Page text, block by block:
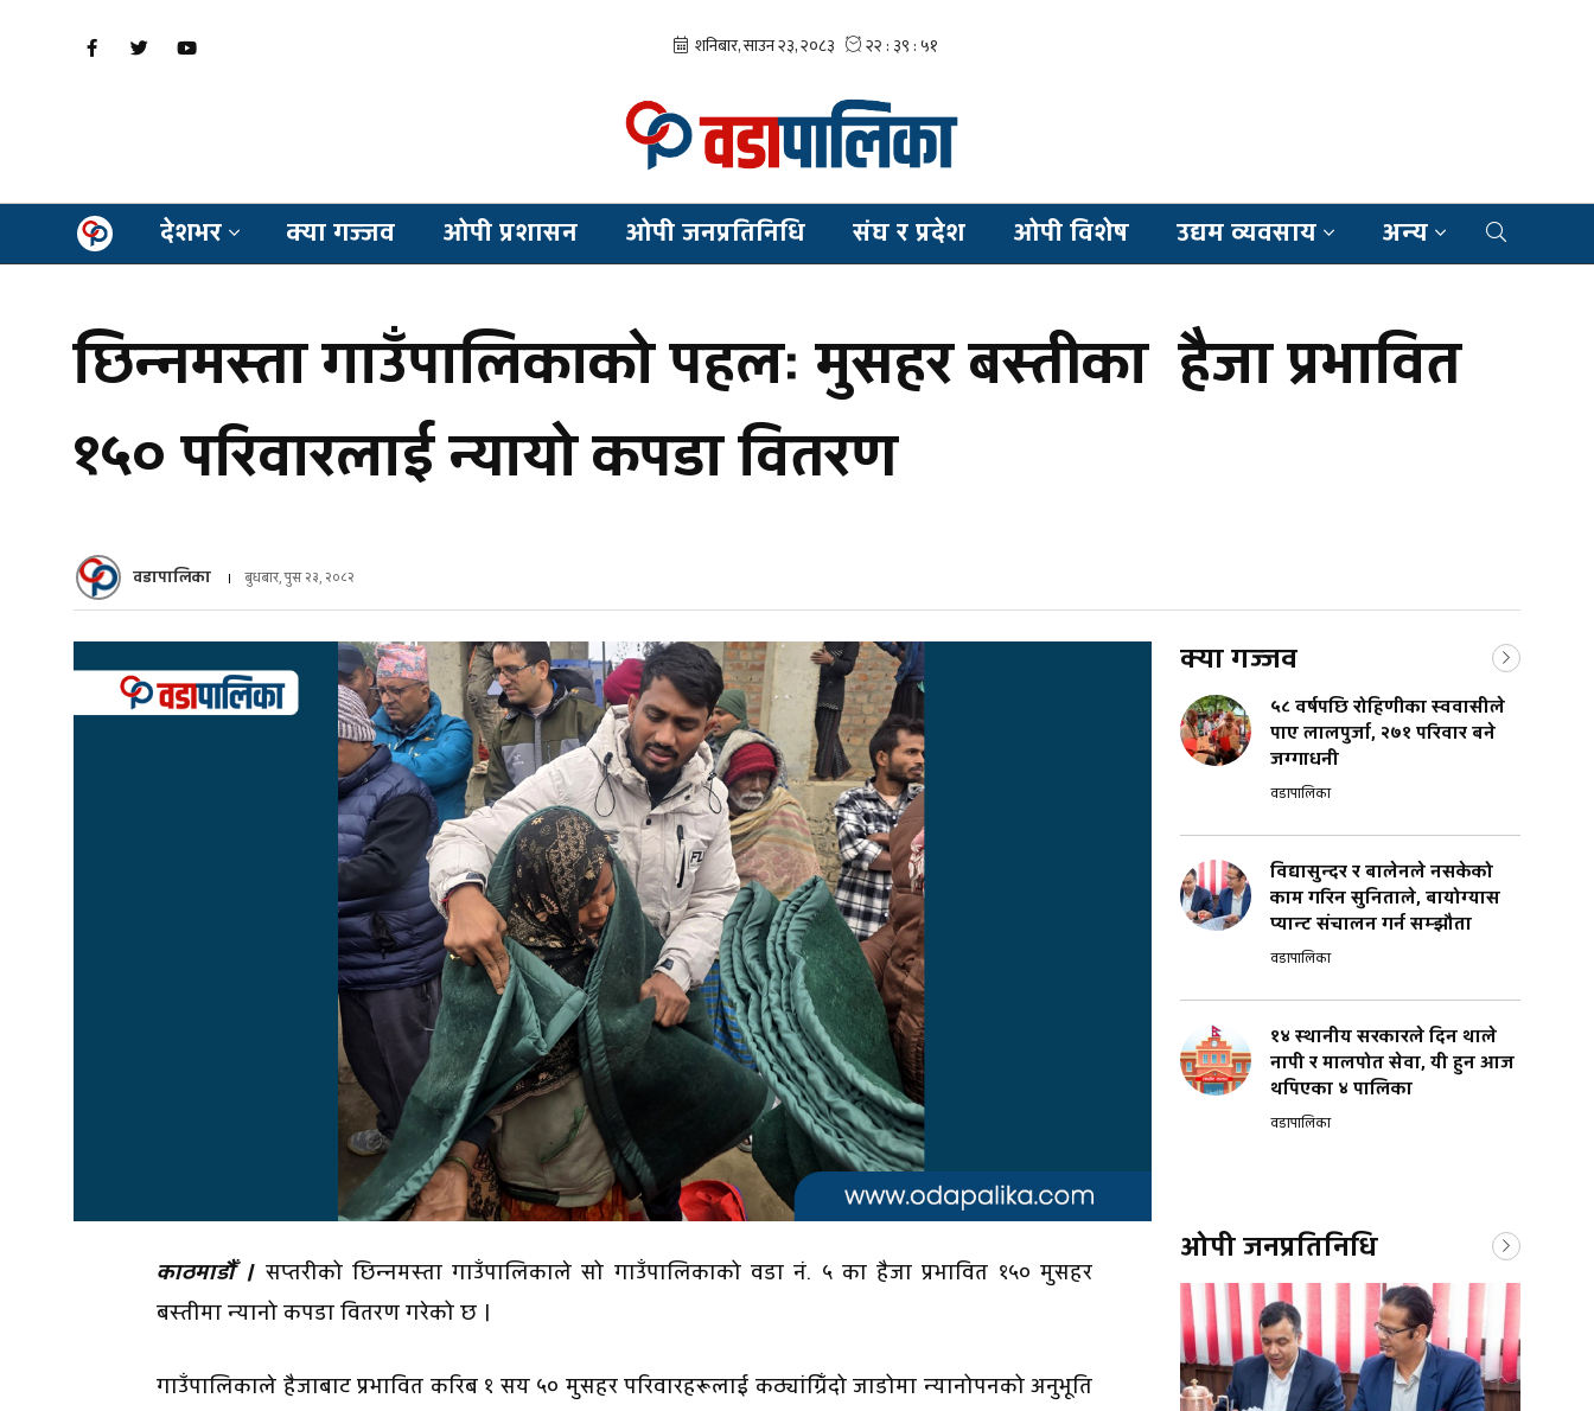
देशभर क्या गज्जव ओपी प्रशासन ओपी जनप्रतिनिधि संघ र प्रदेश ओपी विशेष उद्यम व्यवसाय अन्य
छिन्नमस्ता गाउँपालिकाको पहलः मुसहर बस्तीका हैजा प्रभावित
१५० परिवारलाई न्यायो कपडा वितरण
वडापालिका बुधबार, पुस २३, २०८२
काठमाडौँ । सप्तरीको छिन्नमस्ता गाउँपालिकाले सो गाउँपालिकाको वडा नं. ५ का हैजा प्रभावित १५० मुसहर
बस्तीमा न्यानो कपडा वितरण गरेको छ ।
गाउँपालिकाले हैजाबाट प्रभावित करिब १ सय ५० मुसहर परिवारहरूलाई कठ्यांग्रिँदो जाडोमा न्यानोपनको अनुभूति
क्या गज्जव
५८ वर्षपछि रोहिणीका स्ववासीले
पाए लालपुर्जा, २७१ परिवार बने
जग्गाधनी
वडापालिका
विद्यासुन्दर र बालेनले नसकेको
काम गरिन सुनिताले, बायोग्यास
प्यान्ट संचालन गर्न सम्झौता
वडापालिका
१४ स्थानीय सरकारले दिन थाले
नापी र मालपोत सेवा, यी हुन आज
थपिएका ४ पालिका
वडापालिका
ओपी जनप्रतिनिधि